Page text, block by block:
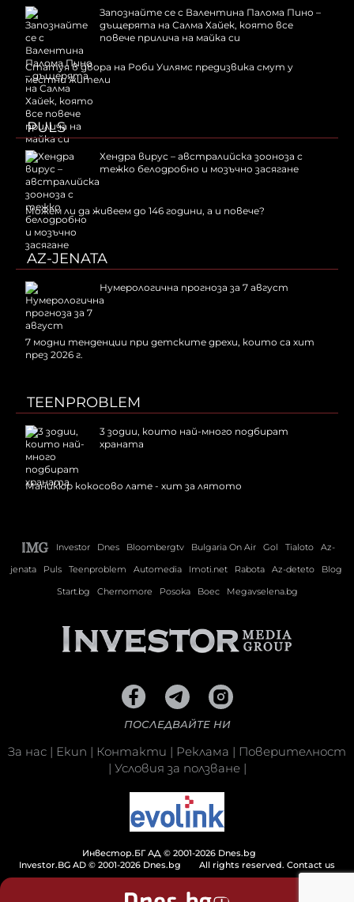
Запознайте се с Валентина Палома Пино –
дъщерята на Салма Хайек, която все
повече прилича на майка си
Статуя в двора на Роби Уилямс предизвика смут у
местни жители
PULS
Хендра вирус – австралийска зооноза с
тежко белодробно и мозъчно засягане
Можем ли да живеем до 146 години, а и повече?
AZ-JENATA
Нумерологична прогноза за 7 август
7 модни тенденции при детските дрехи, които са хит
през 2026 г.
TEENPROBLEM
3 зодии, които най-много подбират
храната
Маникюр кокосово лате - хит за лятото
Investor Dnes Bloombergtv Bulgaria On Air Gol Tialoto
Az-
jenata
Puls Teenproblem Automedia Imoti.net Rabota Az-deteto
Blog
Start.bg
Chernomore Posoka Boec Megavselena.bg
ПОСЛЕДВАЙТЕ НИ
За нас | Екип | Контакти | Реклама | Поверителност
| Условия за ползване|
Инвестор.БГ АД © 2001-2026 Dnes.bg
Investor.BG AD © 2001-2026 Dnes.bg
All rights reserved. Contact us